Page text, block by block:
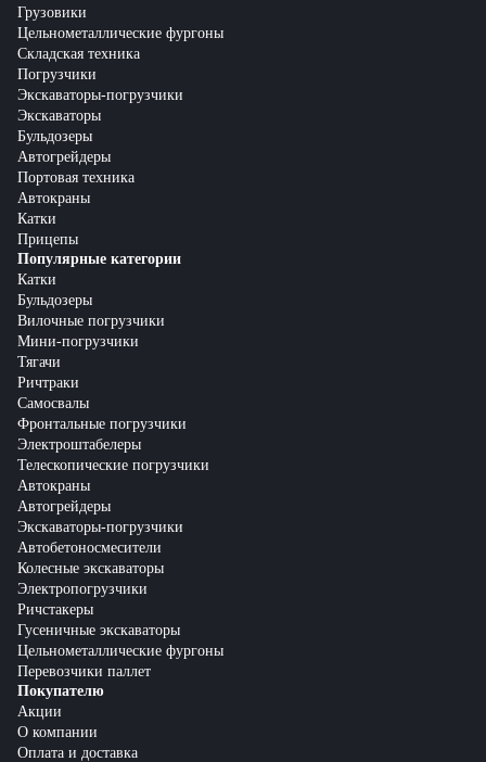
Грузовики
Цельнометаллические фургоны
Складская техника
Погрузчики
Экскаваторы-погрузчики
Экскаваторы
Бульдозеры
Автогрейдеры
Портовая техника
Автокраны
Катки
Прицепы
Популярные категории
Катки
Бульдозеры
Вилочные погрузчики
Мини-погрузчики
Тягачи
Ричтраки
Самосвалы
Фронтальные погрузчики
Электроштабелеры
Телескопические погрузчики
Автокраны
Автогрейдеры
Экскаваторы-погрузчики
Автобетоносмесители
Колесные экскаваторы
Электропогрузчики
Ричстакеры
Гусеничные экскаваторы
Цельнометаллические фургоны
Перевозчики паллет
Покупателю
Акции
О компании
Оплата и доставка